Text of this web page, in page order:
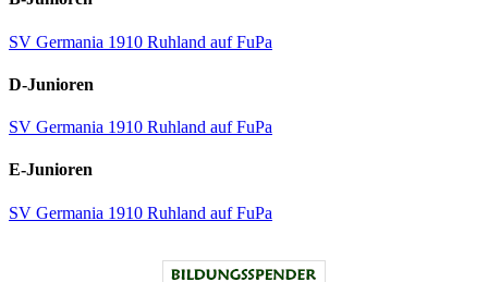
SV Germania 1910 Ruhland auf FuPa
D-Junioren
SV Germania 1910 Ruhland auf FuPa
E-Junioren
SV Germania 1910 Ruhland auf FuPa